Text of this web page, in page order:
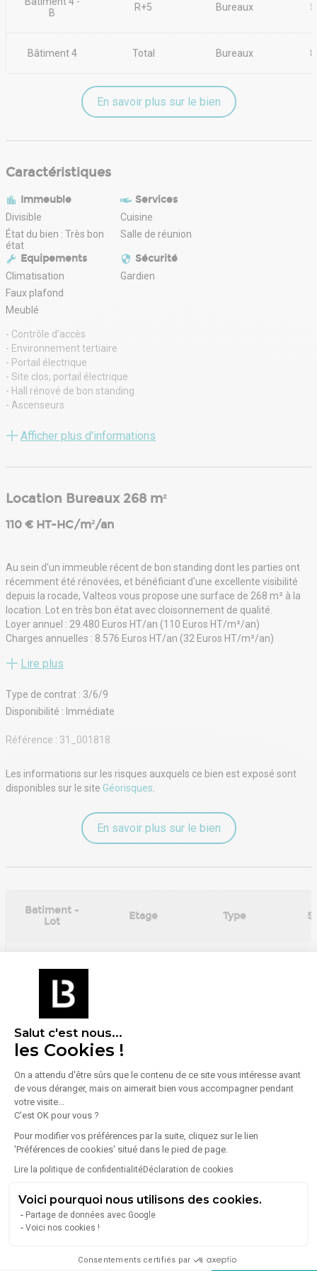
Salut c'est nous...
les Cookies !
On a attendu d'être sûrs que le contenu de ce site vous intéresse avant
de vous déranger, mais on aimerait bien vous accompagner pendant
votre visite...
C'est OK pour vous ?
Pour modifier vos préférences par la suite, cliquez sur le lien
'Préférences de cookies' situé dans le pied de page.
Lire la politique de confidentialitéDéclaration de cookies
Voici pourquoi nous utilisons des cookies.
Partage de données avec Google
Voici nos cookies !
Consentements certifiés par
B
R+5 Bureaux
Bâtiment 4 Total Bureaux
En savoir plus sur le bien
Caractéristiques
Immeuble
Divisible
État du bien : Très bon
état
Services
Cuisine
Salle de réunion
Equipements
Climatisation
Faux plafond
Meublé
Sécurité
Gardien
- Contrôle d'accès
- Environnement tertiaire
- Portail électrique
- Site clos, portail électrique
- Hall rénové de bon standing
- Ascenseurs
- Faux plafond
réunion, babyfoot...
- Douches
- Espaces extérieurs aménagés
Afficher plus d'informations
Location Bureaux 268 m²
110 € HT-HC/m²/an
Au sein d'un immeuble récent de bon standing dont les parties ont
récemment été rénovées, et bénéficiant d'une excellente visibilité
depuis la rocade, Valteos vous propose une surface de 268 m² à la
location. Lot en très bon état avec cloisonnement de qualité.
Loyer annuel : 29.480 Euros HT/an (110 Euros HT/m²/an)
Charges annuelles : 8.576 Euros HT/an (32 Euros HT/m²/an)
- Durée : 3/6/9 ans
- Fiscalité : TVA
- Indice : ILAT
- Dépôt de garantie : 3 mois HT
Lire plus
Type de contrat : 3/6/9
Disponibilité : Immédiate
Référence : 31_001818
Les informations sur les risques auxquels ce bien est exposé sont
disponibles sur le site Géorisques
En savoir plus sur le bien
Batiment -
Lot
Etage Type
Bâtiment 5
Caractéristiques
Immeuble
État du bien : Rénové
Cuisine
Salle de réunion
Parking
Climatisation
Faux plafond
Gardien